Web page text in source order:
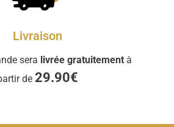
Livraison
sera livrée gratuitement à
de 29.90€